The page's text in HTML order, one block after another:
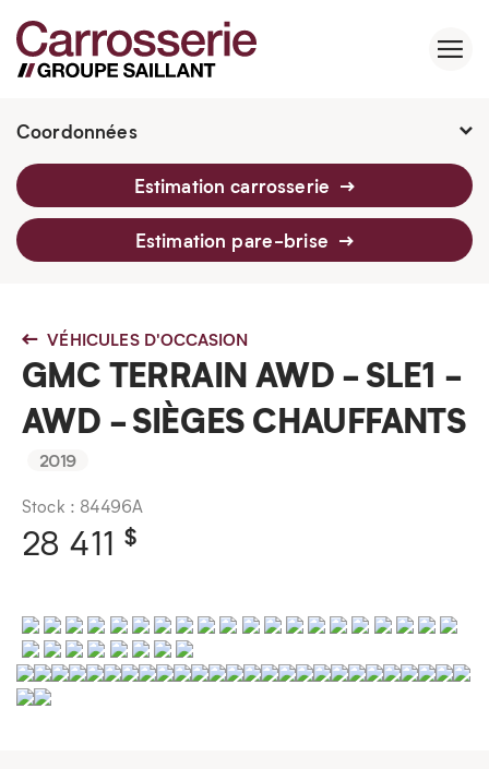
Coordonnées
2760 Av. Watt, Québec, G1P 3T6
418 659-6430
Estimation carrosserie
Estimation pare-brise
VÉHICULES D'OCCASION
GMC TERRAIN AWD - SLE1 -
AWD - SIÈGES CHAUFFANTS
2019
Stock : 84496A
28 411 $